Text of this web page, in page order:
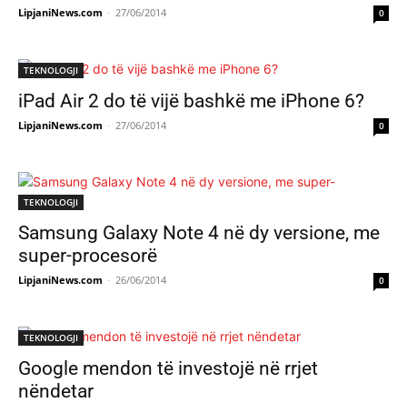
LipjaniNews.com - 27/06/2014 0
TEKNOLOGJI
iPad Air 2 do të vijë bashkë me iPhone 6?
LipjaniNews.com - 27/06/2014 0
TEKNOLOGJI
Samsung Galaxy Note 4 në dy versione, me
super-procesorë
LipjaniNews.com - 26/06/2014 0
TEKNOLOGJI
Google mendon të investojë në rrjet
nëndetar